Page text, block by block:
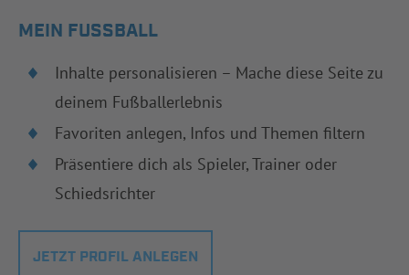
MEIN FUSSBALL
Inhalte personalisieren – Mache diese Seite zu
deinem Fußballerlebnis
Favoriten anlegen, Infos und Themen filtern
Präsentiere dich als Spieler, Trainer oder
Schiedsrichter
JETZT PROFIL ANLEGEN